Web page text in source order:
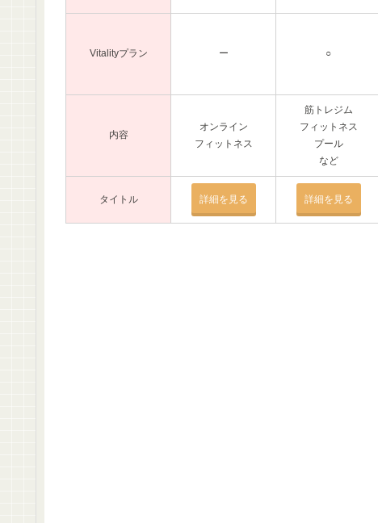
Vitalityプラン ー ○
内容
オンライン
フィットネス
筋トレジム
フィットネス
プール
など
タイトル 詳細を見る 詳細を見る